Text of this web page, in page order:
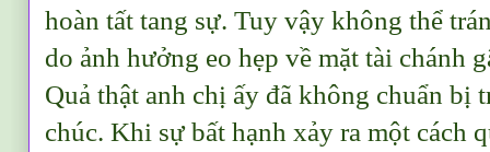
hoàn tất tang sự. Tuy vậy không thể
do ảnh hưởng eo hẹp về mặt tài chánh
Quả thật anh chị ấy đã không chuẩn bị
chúc. Khi sự bất hạnh xảy ra một cách